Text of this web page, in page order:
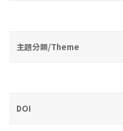
主題分類/Theme
DOI